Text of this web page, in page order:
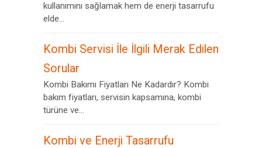
kullanımını sağlamak hem de enerji tasarrufu
elde...
Kombi Servisi İle İlgili Merak Edilen
Sorular
Kombi Bakımı Fiyatları Ne Kadardır? Kombi
bakım fiyatları, servisin kapsamına, kombi
türüne ve...
Kombi ve Enerji Tasarrufu